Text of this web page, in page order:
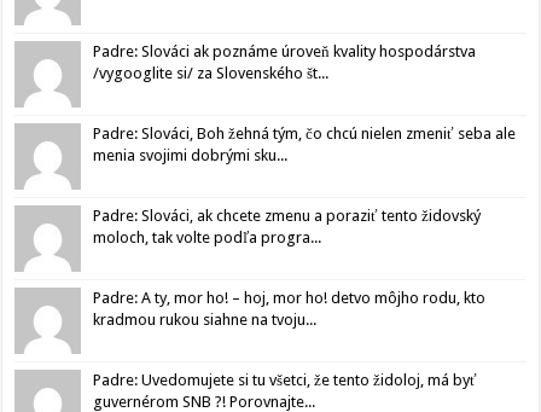
Padre: Slováci ak poznáme úroveň kvality hospodárstva
/vygooglite si/ za Slovenského št...
Padre: Slováci, Boh žehná tým, čo chcú nielen zmeniť seba ale
menia svojimi dobrými sku...
Padre: Slováci, ak chcete zmenu a poraziť tento židovský
moloch, tak volte podľa progra...
Padre: A ty, mor ho! – hoj, mor ho! detvo môjho rodu, kto
kradmou rukou siahne na tvoju...
Padre: Uvedomujete si tu všetci, že tento židoloj, má byť
guvernérom SNB ?! Porovnajte...